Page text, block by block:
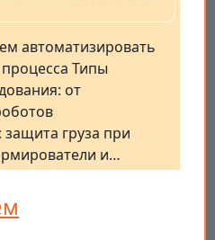
автоматизировать
Типы
от
груза при
и…